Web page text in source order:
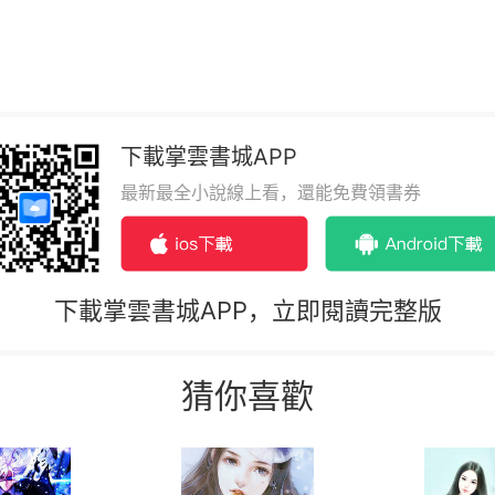
下載掌雲書城APP
最新最全小說線上看，還能免費領書券
下載掌雲書城APP，立即閱讀完整版
猜你喜歡